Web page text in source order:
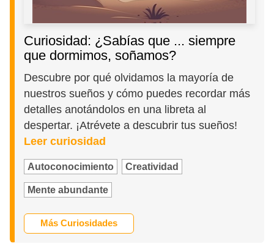
Curiosidad: ¿Sabías que ... siempre
que dormimos, soñamos?
Descubre por qué olvidamos la mayoría de
nuestros sueños y cómo puedes recordar más
detalles anotándolos en una libreta al
despertar. ¡Atrévete a descubrir tus sueños!
Leer curiosidad
Autoconocimiento Creatividad
Mente abundante
Más Curiosidades